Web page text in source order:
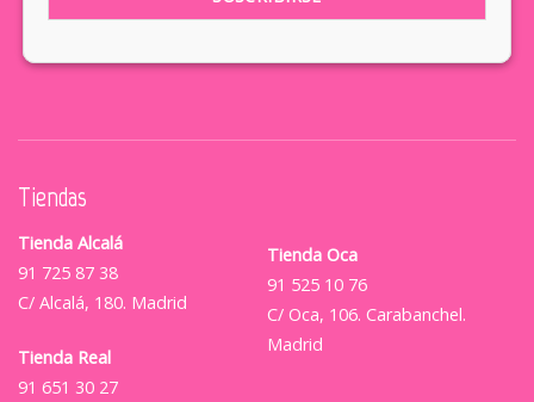
Tiendas
Tienda Alcalá
91 725 87 38
C/ Alcalá, 180. Madrid
Tienda Real
91 651 30 27
Tienda Oca
91 525 10 76
C/ Oca, 106. Carabanchel.
Madrid